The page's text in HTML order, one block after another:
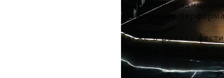
участие в
завершился
Также в рамках
Выксы с новой